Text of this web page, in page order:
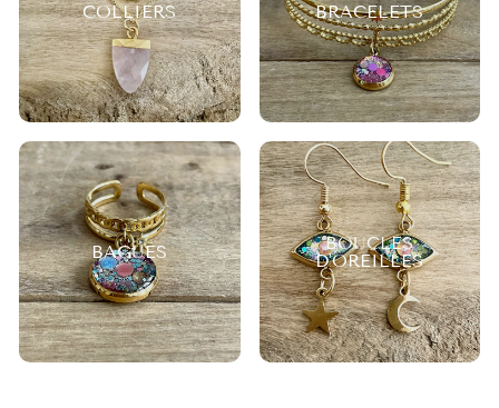
COLLIERS BRACELETS
BAGUES
BOUCLES
D'OREILLES